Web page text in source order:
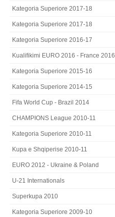
Kategoria Superiore 2017-18
Kategoria Superiore 2017-18
Kategoria Superiore 2016-17
Kualifikimi EURO 2016 - France 2016
Kategoria Superiore 2015-16
Kategoria Superiore 2014-15
Fifa World Cup - Brazil 2014
CHAMPIONS League 2010-11
Kategoria Superiore 2010-11
Kupa e Shqiperise 2010-11
EURO 2012 - Ukraine & Poland
U-21 Internationals
Superkupa 2010
Kategoria Superiore 2009-10